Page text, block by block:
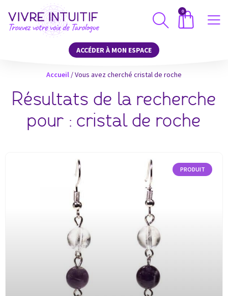
0
ACCÉDER À MON ESPACE
Accueil /Vous avez cherché cristal de roche
Résultats de la recherche
pour : cristal de roche